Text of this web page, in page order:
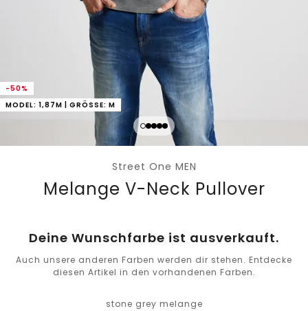
-50%
MODEL: 1,87M | GRÖSSE: M
Street One MEN
Melange V-Neck Pullover
Deine Wunschfarbe ist ausverkauft.
Auch unsere anderen Farben werden dir stehen. Entdecke
diesen Artikel in den vorhandenen Farben.
stone grey melange